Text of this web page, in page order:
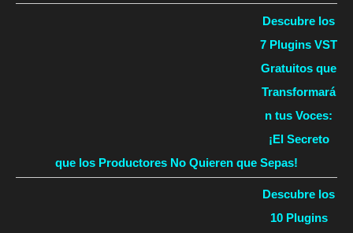
Descubre los
7 Plugins VST
Gratuitos que
Transformará
n tus Voces:
¡El Secreto
que los Productores No Quieren que Sepas!
Descubre los
10 Plugins